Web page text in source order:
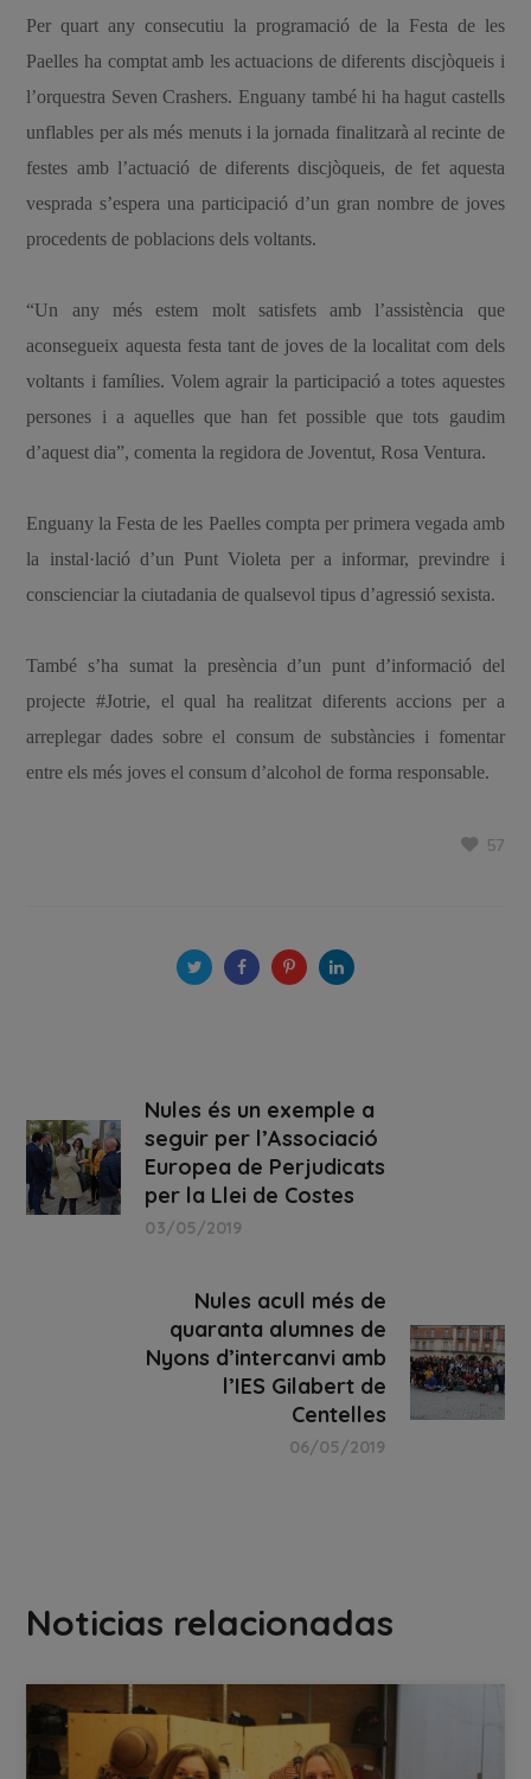
Per quart any consecutiu la programació de la Festa de les
Paelles ha comptat amb les actuacions de diferents discjòqueis i
l’orquestra Seven Crashers. Enguany també hi ha hagut castells
unflables per als més menuts i la jornada finalitzarà al recinte de
festes amb l’actuació de diferents discjòqueis, de fet aquesta
vesprada s’espera una participació d’un gran nombre de joves
procedents de poblacions dels voltants.
“Un any més estem molt satisfets amb l’assistència que
aconsegueix aquesta festa tant de joves de la localitat com dels
voltants i famílies. Volem agrair la participació a totes aquestes
persones i a aquelles que han fet possible que tots gaudim
d’aquest dia”, comenta la regidora de Joventut, Rosa Ventura.
Enguany la Festa de les Paelles compta per primera vegada amb
la instal·lació d’un Punt Violeta per a informar, previndre i
conscienciar la ciutadania de qualsevol tipus d’agressió sexista.
També s’ha sumat la presència d’un punt d’informació del
projecte #Jotrie, el qual ha realitzat diferents accions per a
arreplegar dades sobre el consum de substàncies i fomentar
entre els més joves el consum d’alcohol de forma responsable.
57
Nules és un exemple a
seguir per l’Associació
Europea de Perjudicats
per la Llei de Costes
03/05/2019
Nules acull més de
quaranta alumnes de
Nyons d’intercanvi amb
l’IES Gilabert de
Centelles
06/05/2019
Noticias relacionadas